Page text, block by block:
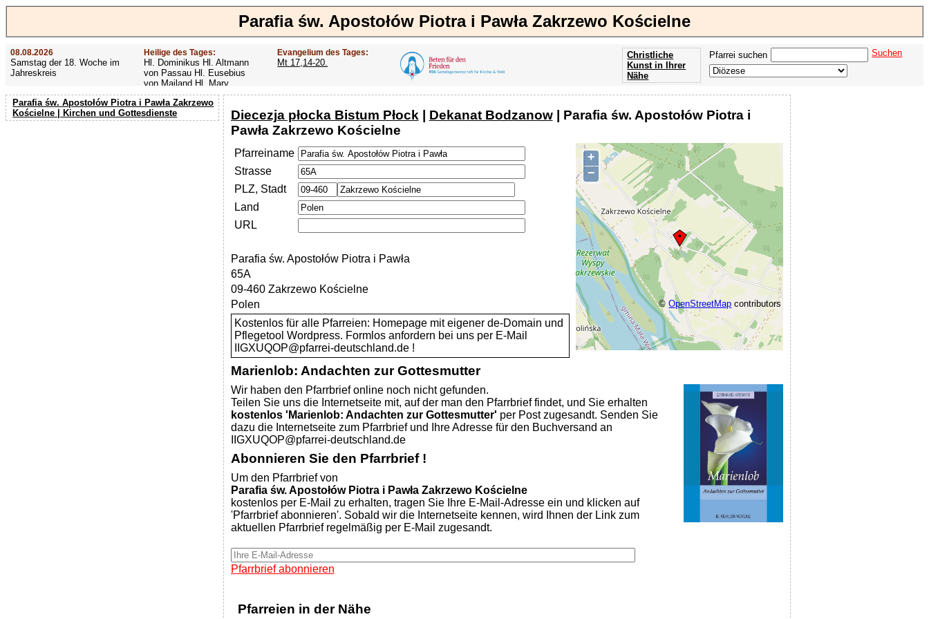
Parafia św. Apostołów Piotra i Pawła Zakrzewo Kościelne
08.08.2026
Samstag der 18. Woche im
Jahreskreis
Heilige des Tages:
Hl. Dominikus Hl. Altmann
von Passau Hl. Eusebius
von Mailand Hl. Mary
MacKillop Hl. Cyriakus Hl.
Hildiger Vierzehn heilige
Nothelfer Hl. Famian Hl.
Evangelium des Tages:
Mt 17,14-20.
Pfarrei suchen Suchen
Christliche
Kunst in Ihrer
Nähe
Parafia św. Apostołów Piotra i Pawła Zakrzewo
Kościelne | Kirchen und Gottesdienste
Diecezja płocka Bistum Płock | Dekanat Bodzanow| Parafia św. Apostołów Piotra i
Pawła Zakrzewo Kościelne
+
−
©OpenStreetMap contributors
Pfarreiname
Strasse
PLZ, Stadt
Land
URL
Parafia św. Apostołów Piotra i Pawła
65A
09-460 Zakrzewo Kościelne
Polen
Kostenlos für alle Pfarreien: Homepage mit eigener de-Domain und
Pflegetool Wordpress. Formlos anfordern bei uns per E-Mail
IIGXUQOP@pfarrei-deutschland.de !
Marienlob: Andachten zur Gottesmutter
Wir haben den Pfarrbrief online noch nicht gefunden.
Teilen Sie uns die Internetseite mit, auf der man den Pfarrbrief findet, und Sie erhalten
kostenlos 'Marienlob: Andachten zur Gottesmutter' per Post zugesandt. Senden Sie
dazu die Internetseite zum Pfarrbrief und Ihre Adresse für den Buchversand an
IIGXUQOP@pfarrei-deutschland.de
Abonnieren Sie den Pfarrbrief !
Um den Pfarrbrief von
Parafia św. Apostołów Piotra i Pawła Zakrzewo Kościelne
kostenlos per E-Mail zu erhalten, tragen Sie Ihre E-Mail-Adresse ein und klicken auf
'Pfarrbrief abonnieren'. Sobald wir die Internetseite kennen, wird Ihnen der Link zum
aktuellen Pfarrbrief regelmäßig per E-Mail zugesandt.
Pfarrbrief abonnieren
Pfarreien in der Nähe